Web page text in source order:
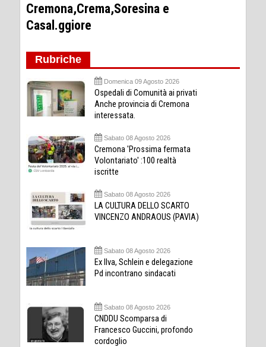
Cremona,Crema,Soresina e
Casal.ggiore
Rubriche
Domenica 09 Agosto 2026
Ospedali di Comunità ai privati
Anche provincia di Cremona
interessata.
Sabato 08 Agosto 2026
Cremona 'Prossima fermata
Volontariato' :100 realtà
iscritte
Sabato 08 Agosto 2026
LA CULTURA DELLO SCARTO
VINCENZO ANDRAOUS (PAVIA)
Sabato 08 Agosto 2026
Ex Ilva, Schlein e delegazione
Pd incontrano sindacati
Sabato 08 Agosto 2026
CNDDU Scomparsa di
Francesco Guccini, profondo
cordoglio